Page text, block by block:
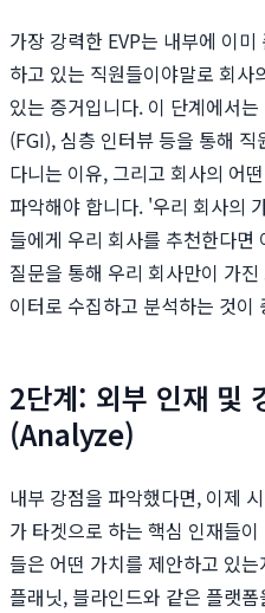
가장 강력한 EVP는 내부에 이
하고 있는 직원들이야말로 회
있는 증거입니다. 이 단계에서
(FGI), 심층 인터뷰 등을 통해
다니는 이유, 그리고 회사의 어
파악해야 합니다. '우리 회사의
들에게 우리 회사를 추천한다
질문을 통해 우리 회사만이 가
이터로 수집하고 분석하는 것이
2단계: 외부 인재 및
(Analyze)
내부 강점을 파악했다면, 이제
가 타겟으로 하는 핵심 인재들
들은 어떤 가치를 제안하고 있
플래닛, 블라인드와 같은 플랫